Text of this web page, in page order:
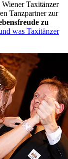
Wiener Taxitänzer
Tanzpartner zur
zu
was Taxitänzer